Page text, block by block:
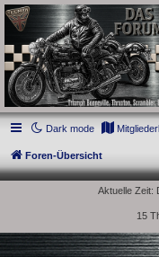
thruxton-
DAS FORUM! Alles rund um
die New Bonneville
Scrambler, Bobber, Speed
und Speedmaster.
Dark mode
Foren-Übersicht
Aktuelle Zeit:
15